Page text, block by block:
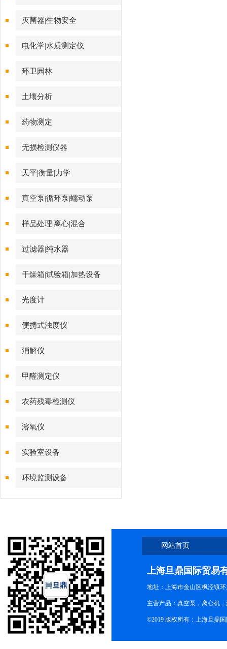
灭菌器|生物安全
电化学|水质测定仪
环卫园林
土壤分析
药物测定
无损检测仪器
天平|衡量|力学
真空泵|循环泵|蠕动泵
样品处理|离心|混合
过滤器|纯水器
干燥箱|试验箱|加热设备
光度计
便携式浊度仪
消解仪
甲醛测定仪
农药残毒检测仪
溶氧仪
实验室设备
环境监测设备
网站首页
上海旦鼎国际贸易
地址：上海市金山区枫泾镇
主营产品：真空泵，离心机
©2019 版权所有：上海旦鼎